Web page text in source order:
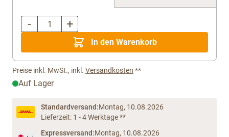
Menge
- +
In den Warenkorb
Preise inkl. MwSt., inkl. Versandkosten **
Auf Lager
Standardversand:Montag, 10.08.2026
Lieferzeit: 1 - 4 Werktage **
Expressversand:Montag, 10.08.2026